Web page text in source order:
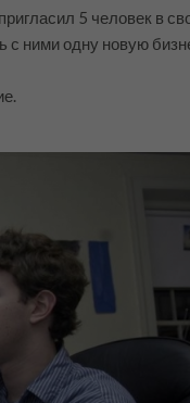
5 человек в
с ними одну новую
чем $10,4 млрд.
Наверное,
быть они просто
свои жизни
о новых возможностях
а не одним из трёх